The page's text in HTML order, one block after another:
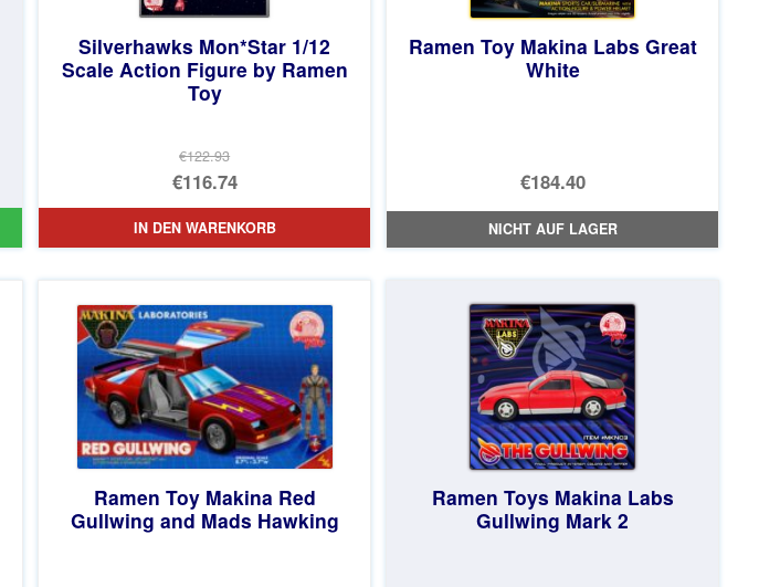
Silverhawks Mon*Star 1/12
Scale Action Figure by Ramen
Toy
€122.93
Ursprünglicher
Preis
war:
€116.74
Aktueller
Preis
€116.74.
IN DEN WARENKORB
Ramen Toy Makina Labs Great
White
€184.40
NICHT AUF LAGER
Ramen Toy Makina Red
Gullwing and Mads Hawking
Ramen Toys Makina Labs
Gullwing Mark 2